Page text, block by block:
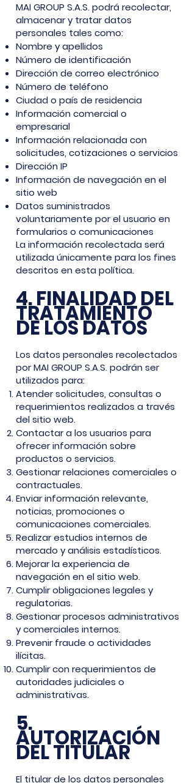
MAI GROUP S.A.S. podrá recolectar,
almacenar y tratar datos
personales tales como:
Nombre y apellidos
Número de identificación
Dirección de correo electrónico
Número de teléfono
Ciudad o país de residencia
Información comercial o
empresarial
Información relacionada con
solicitudes, cotizaciones o servicios
Dirección IP
Información de navegación en el
sitio web
Datos suministrados
voluntariamente por el usuario en
formularios o comunicaciones
La información recolectada será
utilizada únicamente para los fines
descritos en esta política.
4. FINALIDAD DEL
TRATAMIENTO
DE LOS DATOS
Los datos personales recolectados
por MAI GROUP S.A.S. podrán ser
utilizados para:
Atender solicitudes, consultas o
requerimientos realizados a través
del sitio web.
Contactar a los usuarios para
ofrecer información sobre
productos o servicios.
Gestionar relaciones comerciales o
contractuales.
Enviar información relevante,
noticias, promociones o
comunicaciones comerciales.
Realizar estudios internos de
mercado y análisis estadísticos.
Mejorar la experiencia de
navegación en el sitio web.
Cumplir obligaciones legales y
regulatorias.
Gestionar procesos administrativos
y comerciales internos.
Prevenir fraude o actividades
ilícitas.
Cumplir con requerimientos de
autoridades judiciales o
administrativas.
5.
AUTORIZACIÓN
DEL TITULAR
El titular de los datos personales